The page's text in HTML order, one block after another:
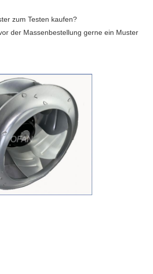
zum Testen kaufen?
der Massenbestellung gerne ein Muster